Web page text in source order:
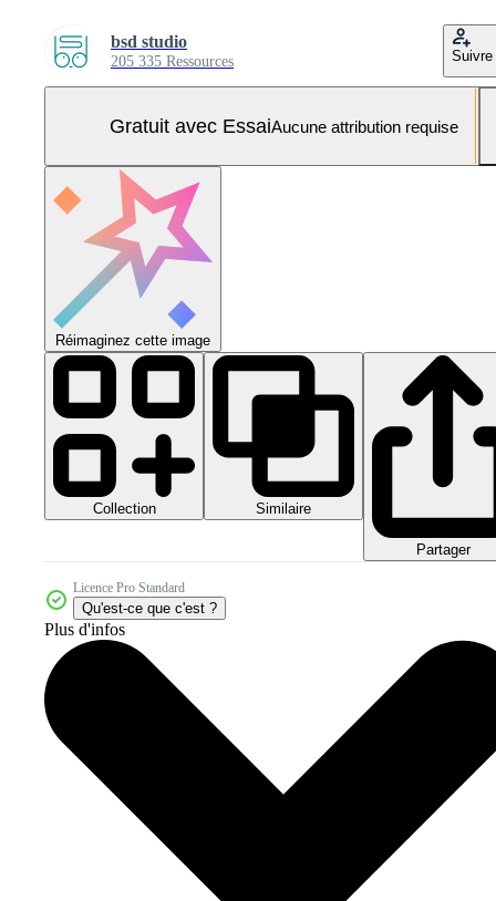
bsd studio
205 335 Ressources Suivre
Gratuit avec EssaiAucune attribution requise
Réimaginez cette image
Collection Similaire
Partager
Licence Pro Standard
Qu'est-ce que c'est ?
Plus d'infos